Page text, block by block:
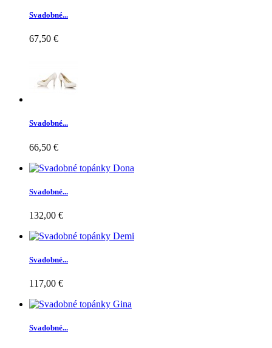
Svadobné...
67,50 €
Svadobné...
66,50 €
Svadobné...
132,00 €
Svadobné...
117,00 €
Svadobné...